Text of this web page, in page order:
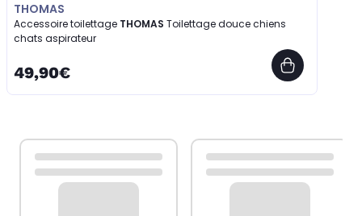
THOMAS
Accessoire toilettage THOMAS
chats aspirateur
49,90€